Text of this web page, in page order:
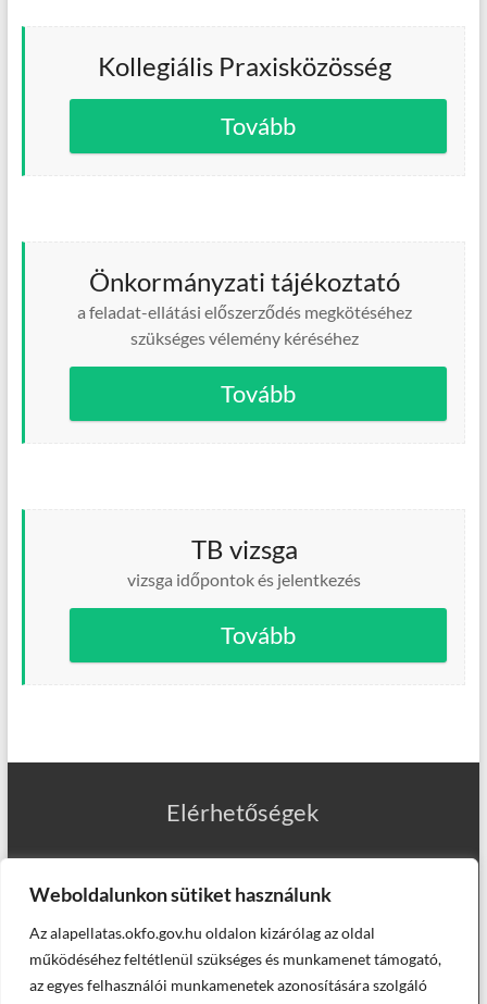
Weboldalunkon sütiket használunk
Az alapellatas.okfo.gov.hu oldalon kizárólag az oldal
működéséhez feltétlenül szükséges és munkamenet támogató,
az egyes felhasználói munkamenetek azonosítására szolgáló
Kollegiális Praxisközösség
Tovább
Önkormányzati tájékoztató
a feladat-ellátási előszerződés megkötéséhez
szükséges vélemény kéréséhez
Tovább
TB vizsga
vizsga időpontok és jelentkezés
Tovább
Elérhetőségek
Munkatársaink